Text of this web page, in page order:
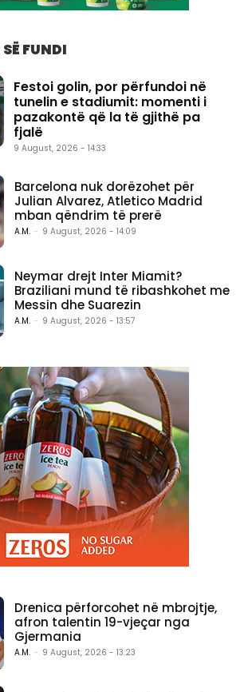
FUNDI
Festoi golin, por përfundoi në
tunelin e stadiumit: momenti i
pazakontë që la të gjithë pa
fjalë
9 August, 2026 - 14:33
Barcelona nuk dorëzohet për
Julian Alvarez, Atletico Madrid
mban qëndrim të prerë
A.M. - 9 August, 2026 - 14:09
Neymar drejt Inter Miamit?
Braziliani mund të ribashkohet me
Messin dhe Suarezin
A.M. - 9 August, 2026 - 13:57
Drenica përforcohet në mbrojtje,
afron talentin 19-vjeçar nga
Gjermania
A.M. - 9 August, 2026 - 13:23